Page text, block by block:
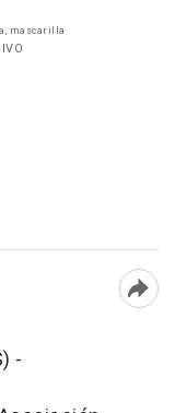
mascarilla
-